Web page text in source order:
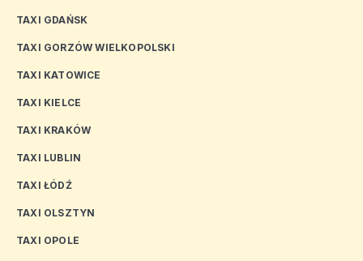
TAXI GDAŃSK
TAXI GORZÓW WIELKOPOLSKI
TAXI KATOWICE
TAXI KIELCE
TAXI KRAKÓW
TAXI LUBLIN
TAXI ŁÓDŹ
TAXI OLSZTYN
TAXI OPOLE